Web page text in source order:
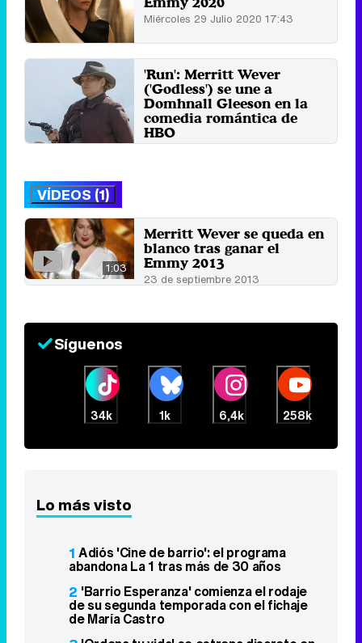
Miércoles 29 Julio 2020 17:43
'Run': Merritt Wever
('Godless') se une a
Domhnall Gleeson en la
comedia romántica de
HBO
Lunes 1 Octubre 2018 23:08
VÍDEOS (1)
1:03
Merritt Wever se queda en
blanco tras ganar el
Emmy 2013
23 de septiembre 2013
Síguenos
34k 1k 6,4k 258k
Lo más visto
1 Adiós 'Cine de barrio': el programa
abandona La 1 tras más de 30 años
2 'Barrio Esperanza' comienza el rodaje
de su segunda temporada con el fichaje
de María Castro